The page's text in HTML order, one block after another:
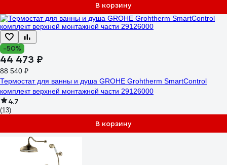
В корзину
-50%
44 473 ₽
88 540 ₽
Термостат для ванны и душа GROHE Grohtherm SmartControl
комплект верхней монтажной части 29126000
4.7
(13)
В корзину